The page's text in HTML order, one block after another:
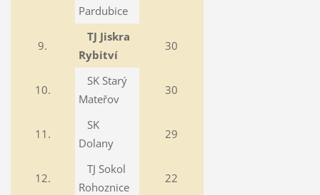
Pardubice
9.
TJ Jiskra
Rybitví
30
10.
SK Starý
Mateřov
30
11.
SK
Dolany
29
12.
TJ Sokol
Rohoznice
22